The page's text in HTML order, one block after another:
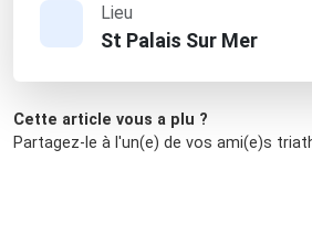
Lieu
St Palais Sur Mer
Cette article vous a plu ?
Partagez-le à l'un(e) de vos ami(e)s